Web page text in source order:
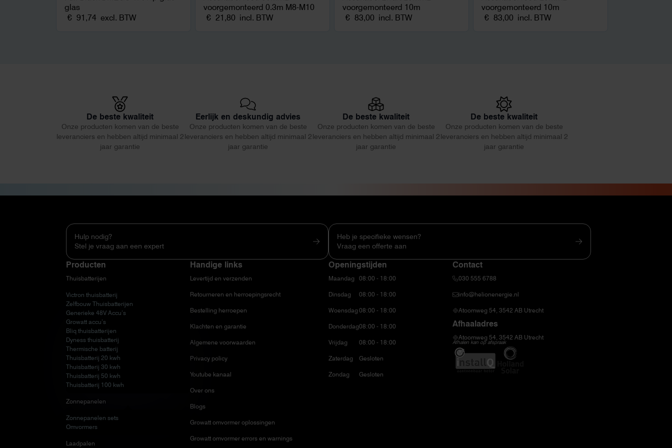
glas
€ 91,74 excl. BTW
voorgemonteerd 0.3m M8-M10
€ 21,80 incl. BTW
voorgemonteerd 10m
€ 83,00 incl. BTW
voorgemonteerd 10m
€ 83,00 incl. BTW
De beste kwaliteit
Onze producten komen van de beste
leveranciers en hebben altijd minimaal 2
jaar garantie
Eerlijk en deskundig advies
Onze producten komen van de beste
leveranciers en hebben altijd minimaal 2
jaar garantie
De beste kwaliteit
Onze producten komen van de beste
leveranciers en hebben altijd minimaal 2
jaar garantie
De beste kwaliteit
Onze producten komen van de beste
leveranciers en hebben altijd minimaal 2
jaar garantie
Hulp nodig?
Stel je vraag aan een expert
Producten
Thuisbatterijen
Victron thuisbatterij
Zelfbouw Thuisbatterijen
Generieke 48V Accu’s
Growatt accu’s
Bliq thuisbatterijen
Dyness thuisbatterij
Thermische batterij
Thuisbatterij 20 kwh
Thuisbatterij 30 kwh
Thuisbatterij 50 kwh
Thuisbatterij 100 kwh
Zonnepanelen
Zonnepanelen sets
Omvormers
Laadpalen
Handige links
Levertijd en verzenden
Retourneren en herroepingsrecht
Bestelling herroepen
Klachten en garantie
Algemene voorwaarden
Privacy policy
Youtube kanaal
Over ons
Blogs
Growatt omvormer oplossingen
Growatt omvormer errors en warnings
Heb je specifieke wensen?
Vraag een offerte aan
Openingstijden
Maandag
Dinsdag
Woensdag
Donderdag
Vrijdag
Zaterdag
Zondag
08:00 - 18:00
08:00 - 18:00
08:00 - 18:00
08:00 - 18:00
08:00 - 18:00
Gesloten
Gesloten
Contact
030 555 6788
info@helionenergie.nl
Atoomweg 54, 3542 AB Utrecht
Afhaaladres
Atoomweg 54, 3542 AB Utrecht
Afhalen kan op afspraak